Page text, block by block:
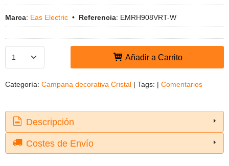
Marca: Eas Electric • Referencia: EMRH908VRT-W
Añadir a Carrito
Categoría: Campana decorativa Cristal | Tags: | Comentarios
Descripción
Costes de Envío